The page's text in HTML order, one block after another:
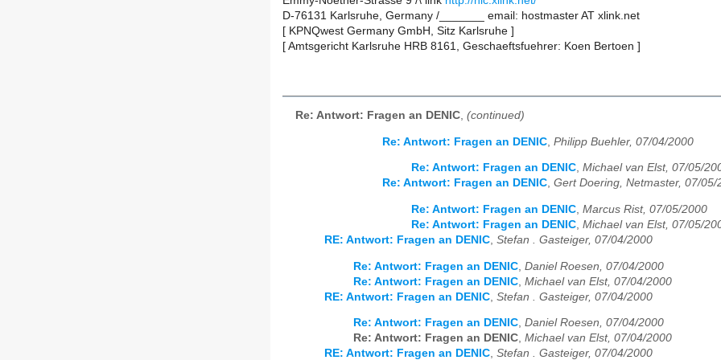
D-76131 Karlsruhe, Germany /_______ email: hostmaster AT xlink.net
[ KPNQwest Germany GmbH, Sitz Karlsruhe ]
[ Amtsgericht Karlsruhe HRB 8161, Geschaeftsfuehrer: Koen Bertoen ]
Re: Antwort: Fragen an DENIC, (continued)
Re: Antwort: Fragen an DENIC Philipp Buehler, 07/04/2000
Re: Antwort: Fragen an DENIC, Michael van Elst, 07/05/
Re: Antwort: Fragen an DENIC, Gert Doering, Netmaster, 07/05/
Re: Antwort: Fragen an DENIC, Marcus Rist, 07/05/2000
Re: Antwort: Fragen an DENIC, Michael van Elst, 07/05/
RE: Antwort: Fragen an DENIC, Stefan . Gasteiger, 07/04/2000
Re: Antwort: Fragen an DENIC Daniel Roesen, 07/04/2000
Re: Antwort: Fragen an DENIC Michael van Elst, 07/04/2000
RE: Antwort: Fragen an DENIC Stefan . Gasteiger, 07/04/2000
Re: Antwort: Fragen an DENIC, Daniel Roesen, 07/04/2000
Re: Antwort: Fragen an DENIC, Michael van Elst, 07/04/2000
RE: Antwort: Fragen an DENIC, Stefan . Gasteiger, 07/04/2000